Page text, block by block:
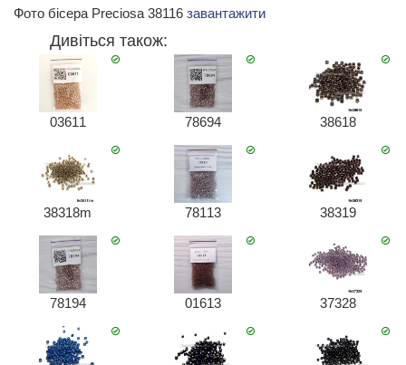
Фото бісера Preciosa 38116 завантажити
Дивіться також:
03611 78694 38618
38318m 78113 38319
78194 01613 37328